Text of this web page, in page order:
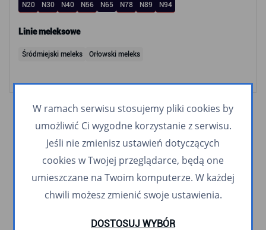
N20
N30 N40 N56 N65 N78 N89 N94
Linie meleksowe
Śródmiejski meleks Orłowski meleks
W ramach serwisu stosujemy pliki cookies by
umożliwić Ci wygodne korzystanie z serwisu.
Jeśli nie zmienisz ustawień dotyczących
cookies w Twojej przeglądarce, będą one
umieszczane na Twoim komputerze. W każdej
chwili możesz zmienić swoje ustawienia.
DOSTOSUJ WYBÓR